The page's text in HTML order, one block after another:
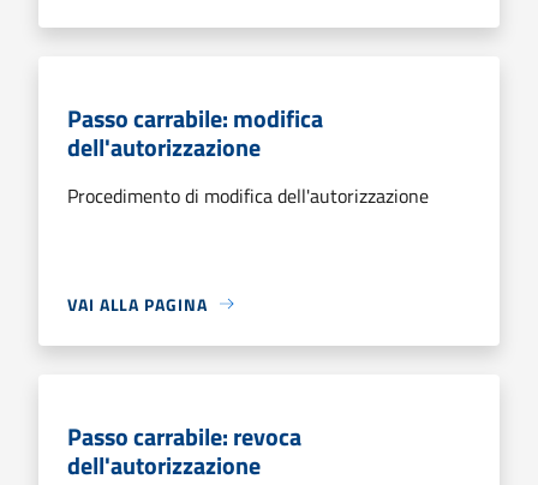
Passo carrabile: modifica
dell'autorizzazione
Procedimento di modifica dell'autorizzazione
VAI ALLA PAGINA
Passo carrabile: revoca
dell'autorizzazione